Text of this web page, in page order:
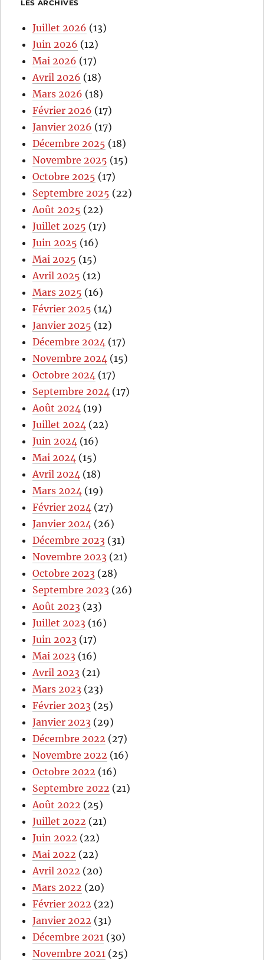
LES ARCHIVES
Juillet 2026 (13)
Juin 2026 (12)
Mai 2026 (17)
Avril 2026 (18)
Mars 2026 (18)
Février 2026 (17)
Janvier 2026 (17)
Décembre 2025 (18)
Novembre 2025 (15)
Octobre 2025 (17)
Septembre 2025 (22)
Août 2025 (22)
Juillet 2025 (17)
Juin 2025 (16)
Mai 2025 (15)
Avril 2025 (12)
Mars 2025 (16)
Février 2025 (14)
Janvier 2025 (12)
Décembre 2024 (17)
Novembre 2024 (15)
Octobre 2024 (17)
Septembre 2024 (17)
Août 2024 (19)
Juillet 2024 (22)
Juin 2024 (16)
Mai 2024 (15)
Avril 2024 (18)
Mars 2024 (19)
Février 2024 (27)
Janvier 2024 (26)
Décembre 2023 (31)
Novembre 2023 (21)
Octobre 2023 (28)
Septembre 2023 (26)
Août 2023 (23)
Juillet 2023 (16)
Juin 2023 (17)
Mai 2023 (16)
Avril 2023 (21)
Mars 2023 (23)
Février 2023 (25)
Janvier 2023 (29)
Décembre 2022 (27)
Novembre 2022 (16)
Octobre 2022 (16)
Septembre 2022 (21)
Août 2022 (25)
Juillet 2022 (21)
Juin 2022 (22)
Mai 2022 (22)
Avril 2022 (20)
Mars 2022 (20)
Février 2022 (22)
Janvier 2022 (31)
Décembre 2021 (30)
Novembre 2021 (25)